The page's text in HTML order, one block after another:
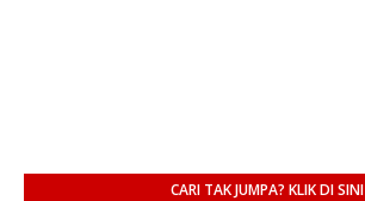
CARI TAK JUMPA? KLIK DI SINI